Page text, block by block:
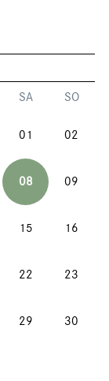
SA SO
01 02
08 09
15 16
22 23
29 30